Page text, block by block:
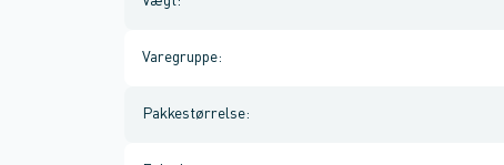
Varegruppe:
Pakkestørrelse: